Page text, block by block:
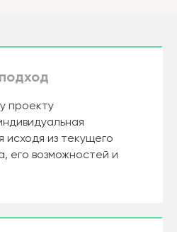
проекту
исходя из текущего
его возможностей и